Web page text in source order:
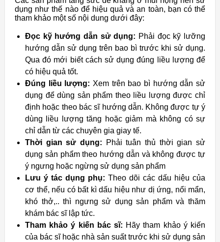
dụng như thế nào để hiệu quả và an toàn, bạn có thể
tham khảo một số nội dung dưới đây:
Đọc kỹ hướng dẫn sử dụng: Phải đọc kỹ lưỡng
hướng dẫn sử dụng trên bao bì trước khi sử dụng.
Qua đó mới biết cách sử dụng đúng liều lượng để
có hiệu quả tốt.
Đúng liều lượng: Xem trên bao bì hướng dẫn sử
dụng để dùng sản phẩm theo liều lượng được chỉ
định hoặc theo bác sĩ hướng dẫn. Không được tự ý
dùng liều lượng tăng hoặc giảm mà không có sự
chỉ dẫn từ các chuyên gia giay tế.
Thời gian sử dụng: Phải tuân thủ thời gian sử
dụng sản phẩm theo hướng dẫn và không được tự
ý ngưng hoặc ngừng sử dụng sản phẩm
Lưu ý tác dụng phụ: Theo dõi các dấu hiệu của
cơ thể, nếu có bất kì dấu hiệu như dị ứng, nổi mẩn,
khó thở,.. thì ngưng sử dụng sản phẩm và thăm
khám bác sĩ lập tức.
Tham khảo ý kiến bác sĩ: Hãy tham khảo ý kiến
của bác sĩ hoặc nhà sản suất trước khi sử dụng sản